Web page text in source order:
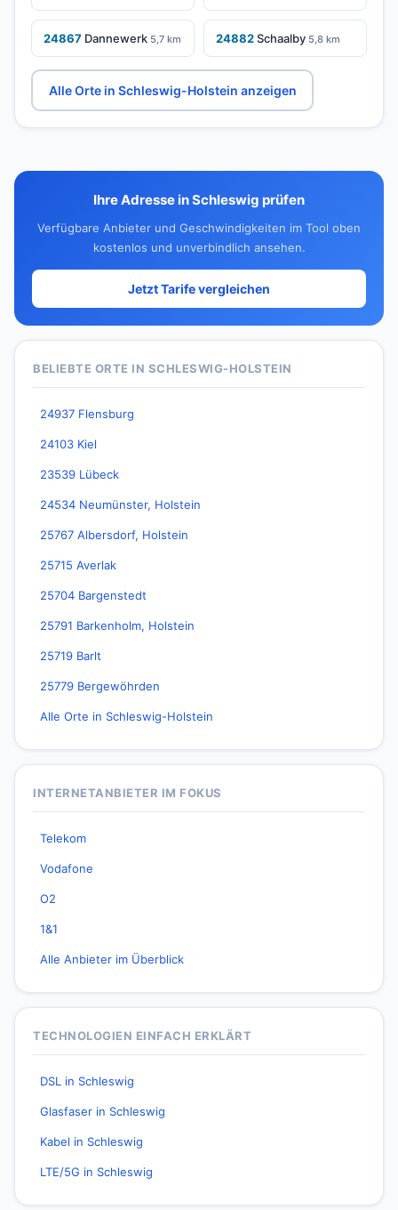
24867 Dannewerk 5,7 km 24882Schaalby 5,8 km
Alle Orte in Schleswig-Holstein anzeigen
Ihre Adresse in Schleswig prüfen
Verfügbare Anbieter und Geschwindigkeiten im Tool oben
kostenlos und unverbindlich ansehen.
Jetzt Tarife vergleichen
BELIEBTE ORTE IN SCHLESWIG-HOLSTEIN
24937 Flensburg
24103 Kiel
23539 Lübeck
24534 Neumünster, Holstein
25767 Albersdorf, Holstein
25715 Averlak
25704 Bargenstedt
25791 Barkenholm, Holstein
25719 Barlt
25779 Bergewöhrden
Alle Orte in Schleswig-Holstein
INTERNETANBIETER IM FOKUS
Telekom
Vodafone
O2
1&1
Alle Anbieter im Überblick
TECHNOLOGIEN EINFACH ERKLÄRT
DSL in Schleswig
Glasfaser in Schleswig
Kabel in Schleswig
LTE/5G in Schleswig